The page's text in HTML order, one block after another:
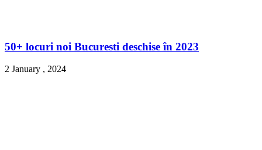
50+ locuri noi Bucuresti deschise în 2023
2 January , 2024